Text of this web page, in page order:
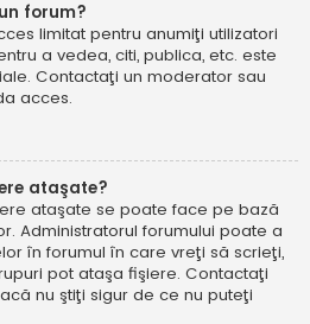
forum?
limitat pentru anumiţi utilizatori
a vedea, citi, publica, etc. este
Contactaţi un moderator sau
acces.
ataşate?
ataşate se poate face pe bază
Administratorul forumului poate a
în forumul în care vreţi să scrieţi,
pot ataşa fişiere. Contactaţi
nu ştiţi sigur de ce nu puteţi